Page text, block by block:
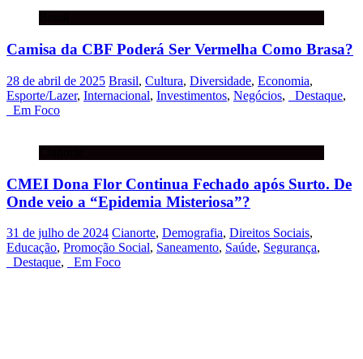
Camisa da CBF Poderá Ser Vermelha Como Brasa?
28 de abril de 2025 Brasil, Cultura, Diversidade, Economia,
Esporte/Lazer, Internacional, Investimentos, Negócios, _Destaque,
_Em Foco
CMEI Dona Flor Continua Fechado após Surto. De
Onde veio a “Epidemia Misteriosa”?
31 de julho de 2024 Cianorte, Demografia, Direitos Sociais,
Educação, Promoção Social, Saneamento, Saúde, Segurança,
_Destaque, _Em Foco